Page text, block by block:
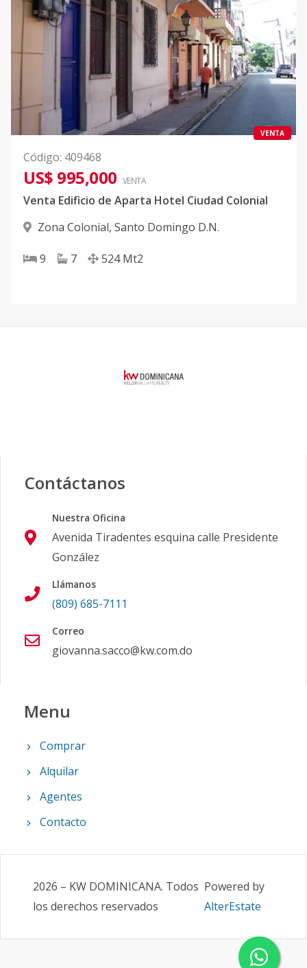
VENTA
Código: 409468
US$ 995,000 VENTA
Venta Edificio de Aparta Hotel Ciudad Colonial
Zona Colonial, Santo Domingo D.N.
9 7 524 Mt2
Contáctanos
Nuestra Oficina
Avenida Tiradentes esquina calle Presidente
González
Llámanos
(809) 685-7111
Correo
giovanna.sacco@kw.com.do
Menu
Comprar
Alquilar
Agentes
Contacto
2026 – KW DOMINICANA. Todos
los derechos reservados
Powered by
AlterEstate